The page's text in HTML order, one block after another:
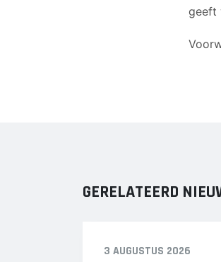
geeft
GERELATEERD
3 AUGUSTUS 2026